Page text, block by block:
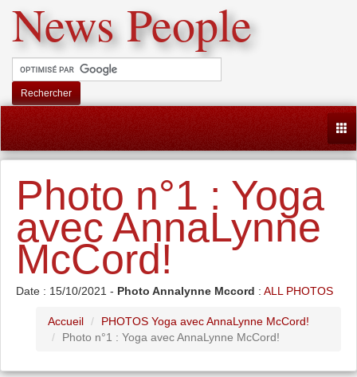
News People
Rechercher
Photo n°1 : Yoga
avec AnnaLynne
McCord!
Date : 15/10/2021 - Photo Annalynne Mccord : ALL PHOTOS
Accueil
PHOTOS Yoga avec AnnaLynne McCord!
Photo n°1 : Yoga avec AnnaLynne McCord!